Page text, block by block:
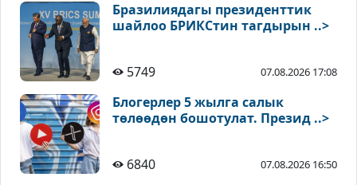
Бразилиядагы президенттик
шайлоо БРИКСтин тагдырын ..>
5749 07.08.2026 17:08
Блогерлер 5 жылга салык
төлөөдөн бошотулат. Презид ..>
6840 07.08.2026 16:50